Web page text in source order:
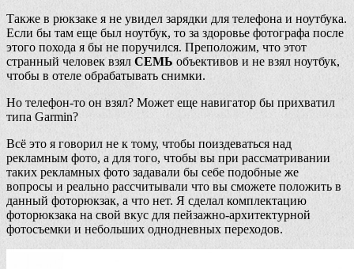
Также в рюкзаке я не увидел зарядки для телефона и ноутбука.
Если бы там еще был ноутбук, то за здоровье фотографа после
этого похода я бы не поручился. Преположим, что этот
странный человек взял СЕМЬ объективов и не взял ноутбук,
чтобы в отеле обрабатывать снимки.
Но телефон-то он взял? Может еще навигатор бы прихватил
типа Garmin?
Всё это я говорил не к тому, чтобы поиздеваться над
рекламным фото, а для того, чтобы вы при рассматривании
таких рекламных фото задавали бы себе подобные же
вопросы и реально рассчитывали что вы сможете положить в
данный фоторюкзак, а что нет. Я сделал комплектацию
фоторюкзака на свой вкус для пейзажно-архитектурной
фотосъемки и небольших однодневных переходов.